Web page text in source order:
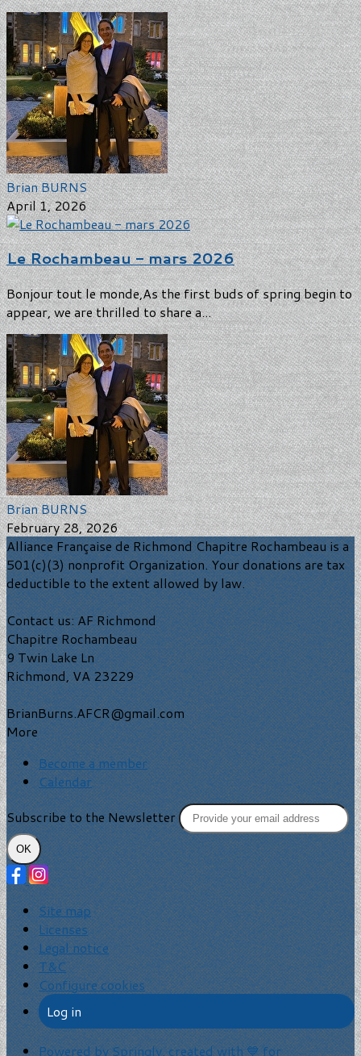
Brian BURNS
April 1, 2026
Le Rochambeau - mars 2026
Bonjour tout le monde,As the first buds of spring begin to
appear, we are thrilled to share a...
Brian BURNS
February 28, 2026
Alliance Française de Richmond Chapitre Rochambeau is a
501(c)(3) nonprofit Organization. Your donations are tax
deductible to the extent allowed by law.
Contact us: AF Richmond
Chapitre Rochambeau
9 Twin Lake Ln
Richmond, VA 23229
BrianBurns.AFCR@gmail.com
More
Become a member
Calendar
Subscribe to the Newsletter
OK
Site map
Licenses
Legal notice
T&C
Configure cookies
Log in
Powered by Springly, created with 💙 for